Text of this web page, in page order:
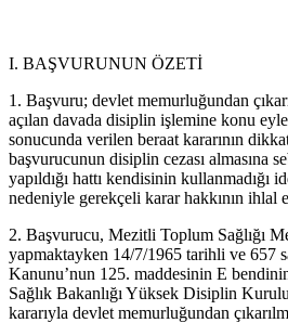
I. BAŞVURUNUN ÖZETİ
1. Başvuru; devlet memurluğundan
açılan davada disiplin işlemine konu
sonucunda verilen beraat kararının
başvurucunun disiplin cezası almasına
yapıldığı hattı kendisinin kullanmadığı
nedeniyle gerekçeli karar hakkının ihlal
2. Başvurucu, Mezitli Toplum Sağlığı
yapmaktayken 14/7/1965 tarihli ve 657
Kanunu’nun 125. maddesinin E
Sağlık Bakanlığı Yüksek Disiplin
kararıyla devlet memurluğundan